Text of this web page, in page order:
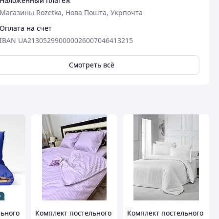
Магазины Rozetka, Нова Пошта, Укрпочта
Оплата на счет
IBAN UA213052990000026007046413215
Смотреть всё
Комплект постельного
Комплект постельного